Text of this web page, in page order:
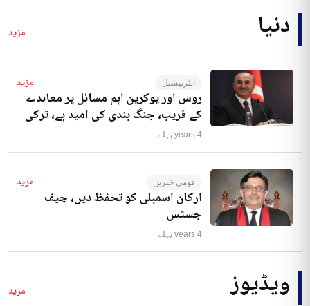
دنیا مزید
انٹرنیشنل مزید
روس اور یوکرین اہم مسائل پر معاہدے
کے قریب، جنگ بندی کی امید ہے، ترکی
4 years پہلے
قومی خبریں مزید
ارکان اسمبلی کو تحفظ دیں، چیف
جسٹس
4 years پہلے
ویڈیوز مزید